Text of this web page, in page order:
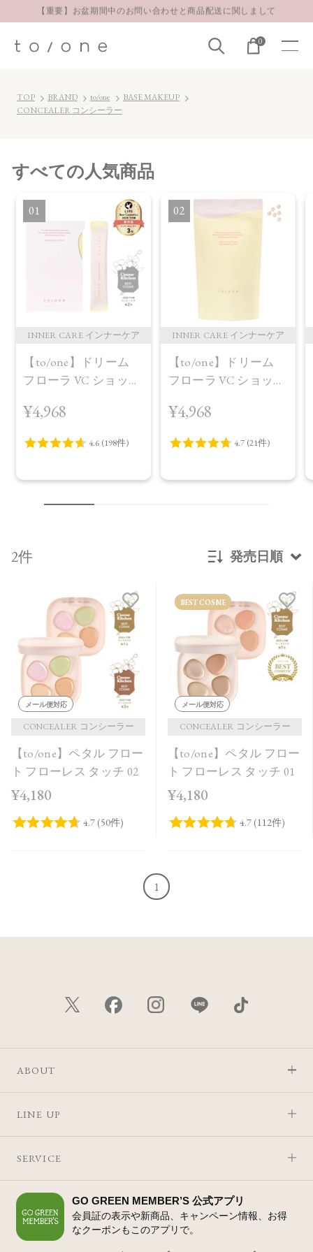
【重要】お盆期間中のお問い合わせと商品配送に関しまして
LINE お友達登録 500円OFFクーポンプレゼント
お得な定期購入コースはこちら
0
TOP BRAND to/one
BASE MAKEUP
CONCEALER コンシーラー
すべての人気商品
1
INNER CARE インナーケア
【to/one】ドリーム
フローラ VC ショット
¥4,968
2
INNER CARE インナーケア
【to/one】ドリーム
フローラ VC ショット
プラス＜限定品＞
¥4,968
2件 発売日順
発売日順
価格が安い
価格が高い
レビューが多い順
レビュー評価が高い順
人気順
メール便対応
CONCEALER コンシーラー
【to/one】ペタル フロー
ト フローレス タッチ 02
¥4,180
BEST COSME
メール便対応
CONCEALER コンシーラー
【to/one】ペタル フロー
ト フローレス タッチ 01
¥4,180
1
ABOUT
LINE UP
SERVICE
GO GREEN MEMBER’S 公式アプリ
会員証の表示や新商品、キャンペーン情報、お得
なクーポンもこのアプリで。